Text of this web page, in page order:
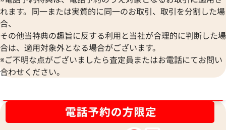
ー
参考買取価格
43,000円
2026年5月17日時点
ー
38,000円
2026年4月3日時点
れます。同一または実質的に同一のお取引、取引を分割した場
合、
その他当特典の趣旨に反する利用と当社が合理的に判断した場
合は、適用対象外となる場合がございます。
※ご不明な点がございましたら査定員またはお電話にてお問い
合わせください。